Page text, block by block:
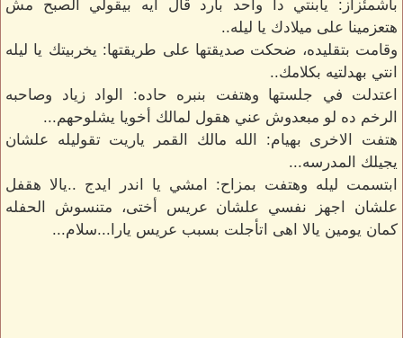
باشمئزاز: يابنتي دا واحد بارد قال ايه بيقولي الصبح مش
هتعزمينا على ميلادك يا ليله..
وقامت بتقليده، ضحكت صديقتها على طريقتها: يخربيتك يا ليله
انتي بهدلتيه بكلامك..
اعتدلت في جلستها وهتفت بنبره حاده: الواد زياد وصاحبه
الرخم ده لو مبعدوش عني هقول لمالك أخويا يشلوحهم...
هتفت الاخرى بهيام: الله مالك القمر ياريت تقوليله علشان
يجيلك المدرسه...
ابتسمت ليله وهتفت بمزاح: امشي يا اندر ايدج ..يالا هقفل
علشان اجهز نفسي علشان عريس أختى، متنسوش الحفله
كمان يومين يالا اهى اتأجلت بسبب عريس يارا...سلام...